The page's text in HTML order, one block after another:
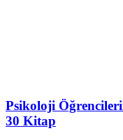
Psikoloji
30 Kitap